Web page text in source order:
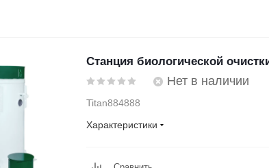
Станция биологической
Нет в наличии
Titan884888
Характеристики